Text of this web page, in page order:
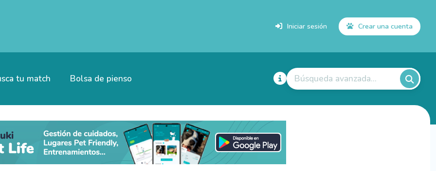
Iniciar sesión Crear una cuenta
tu match Bolsa de pienso Búsqueda avanzada...